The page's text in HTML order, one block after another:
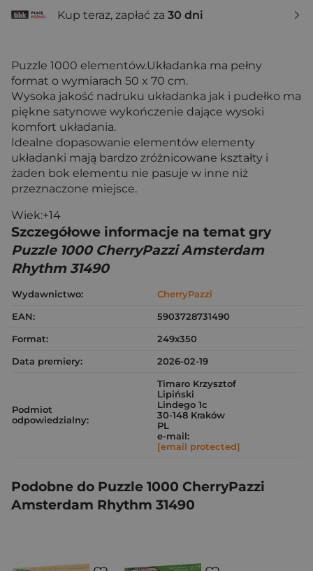
Kup teraz, zapłać za 30 dni
Puzzle 1000 elementów.Układanka ma pełny
format o wymiarach 50 x 70 cm.
Wysoka jakość nadruku układanka jak i pudełko ma
piękne satynowe wykończenie dające wysoki
komfort układania.
Idealne dopasowanie elementów elementy
układanki mają bardzo zróżnicowane kształty i
żaden bok elementu nie pasuje w inne niż
przeznaczone miejsce.
Wiek:+14
Szczegółowe informacje na temat gry
Puzzle 1000 CherryPazzi Amsterdam
Rhythm 31490
Wydawnictwo:
CherryPazzi
EAN:
5903728731490
Format:
249x350
Data premiery:
2026-02-19
Podmiot
odpowiedzialny:
Timaro Krzysztof
Lipiński
Lindego 1c
30-148 Kraków
PL
e-mail:
[email protected]
Podobne do Puzzle 1000 CherryPazzi
Amsterdam Rhythm 31490